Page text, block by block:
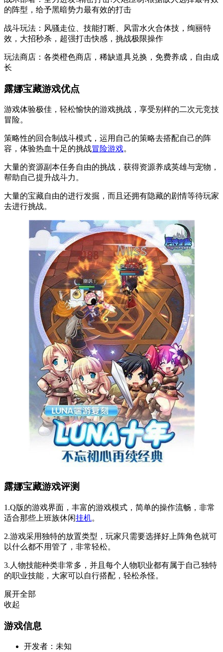
的阵型，给予黑暗势力最有效的打击
战斗玩法：风骚走位、技能打断、风雷水火合体技，绚丽特
效，大招秒杀，超强打击快感，挑战极限操作
玩法商店：各类橙色商店，稀缺道具兑换，免费养成，自由成
长
露娜宝藏游戏优点
游戏体验极佳，轻松愉快的游戏挑战，享受别样的二次元竞技
冒险。
策略性的回合制战斗模式，运用自己的策略去搭配自己的阵
容，体验热血十足的挑战冒险游戏。
大量的资源副本任务自由的挑战，获得资源养成英雄与宠物，
帮助自己提升战斗力。
大量的宝藏自由的进行发掘，而且还拥有隐藏的剧情等待玩家
去进行挑战。
露娜宝藏游戏评测
1.Q版的游戏界面，丰富的游戏模式，简单的操作流畅，非常
适合那些上班族休闲挂机。
2.游戏采用独特的放置类型，玩家只需要选择好上阵角色就可
以什么都不用管了，非常轻松。
3.人物技能种类非常多，并且每个人物职业都有属于自己独特
的职业技能，大家可以自行搭配，轻松杀怪。
展开全部
收起
游戏信息
开发者： 未知